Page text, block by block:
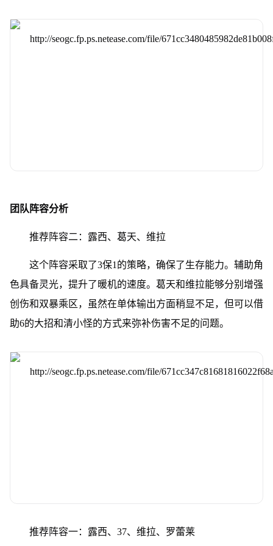
团队阵容分析
推荐阵容二：露西、葛天、维拉
这个阵容采取了3保1的策略，确保了生存能力。辅助角
色具备灵光，提升了暖机的速度。葛天和维拉能够分别增强
创伤和双暴乘区，虽然在单体输出方面稍显不足，但可以借
助6的大招和清小怪的方式来弥补伤害不足的问题。
推荐阵容一：露西、37、维拉、罗蕾莱